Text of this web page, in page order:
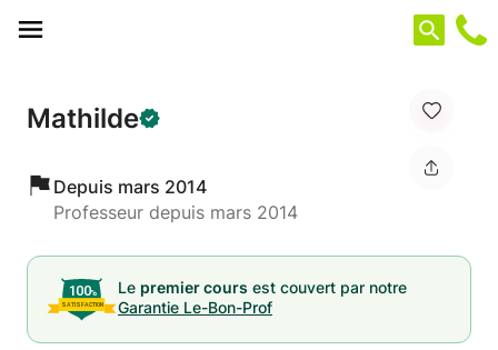
Mathilde
Depuis mars 2014
Professeur depuis mars 2014
Le premier cours est couvert par notre
Garantie Le-Bon-Prof